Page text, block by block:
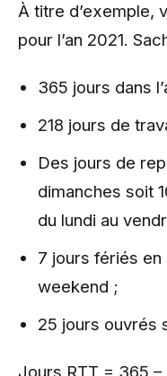
À titre d’exemple,
pour l’an 2021.
365 jours dans
218 jours de
Des jours de
dimanches soit
du lundi au
7 jours fériés
weekend ;
25 jours ouvrés
Jours RTT = 365 –